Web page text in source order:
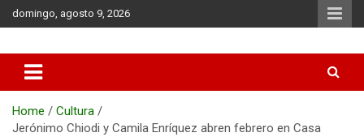
Skip
to
domingo, agosto 9, 2026
Municipio de Azul
Home
Cultura
Jerónimo Chiodi y Camila Enríquez abren febrero en Casa